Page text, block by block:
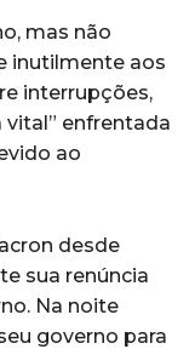
mas não
inutilmente aos
interrupções,
vital” enfrentada
ao
desde
sua renúncia
Na noite
governo para